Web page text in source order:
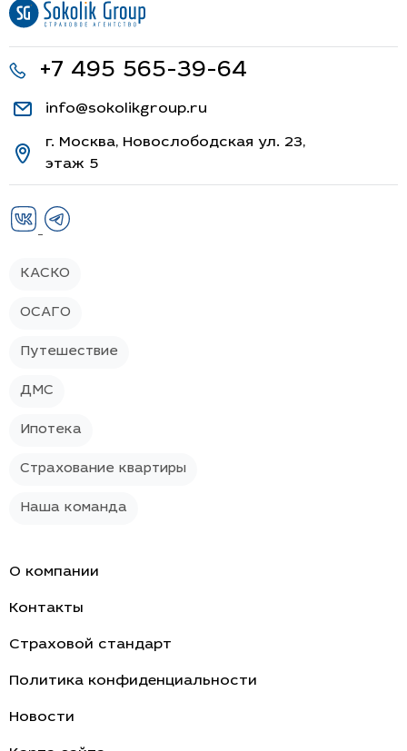
+7 495 565-39-64
info@sokolikgroup.ru
г. Москва, Новослободская ул. 23,
этаж 5
КАСКО
ОСАГО
Путешествие
ДМС
Ипотека
Страхование квартиры
Наша команда
О компании
Контакты
Страховой стандарт
Политика конфиденциальности
Новости